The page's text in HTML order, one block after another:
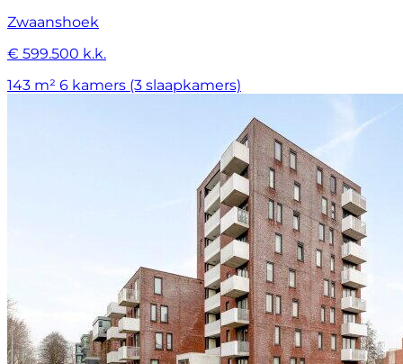
Zwaanshoek
€ 599.500 k.k.
143 m² 6 kamers (3 slaapkamers)